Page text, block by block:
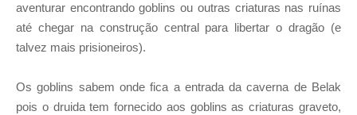
aventurar encontrando goblins ou outras criaturas nas ruínas
até chegar na construção central para libertar o dragão (e
talvez mais prisioneiros).
Os goblins sabem onde fica a entrada da caverna de Belak
pois o druida tem fornecido aos goblins as criaturas graveto,